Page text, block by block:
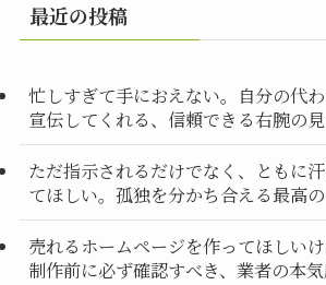
最近の投稿
忙しすぎて手におえない。自分の代
宣伝してくれる、信頼できる右腕の
ただ指示されるだけでなく、ともに
てほしい。孤独を分かち合える最高
売れるホームページを作ってほしいけ
制作前に必ず確認すべき、業者の本